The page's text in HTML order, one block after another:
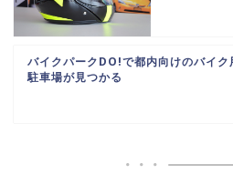
バイクパークDO!で都内向けのバイク
駐車場が見つかる